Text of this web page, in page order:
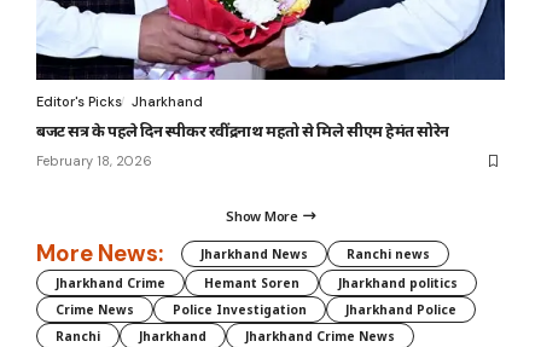
Editor's Picks Jharkhand
बजट सत्र के पहले दिन स्पीकर रवींद्रनाथ महतो से मिले सीएम हेमंत सोरेन
February 18, 2026
Show More
More News: Jharkhand News
Ranchi news
Jharkhand Crime
Hemant Soren
Jharkhand politics
Crime News
Police Investigation
Jharkhand Police
Ranchi
Jharkhand
Jharkhand Crime News